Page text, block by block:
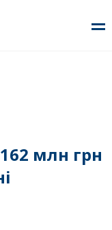
млн грн